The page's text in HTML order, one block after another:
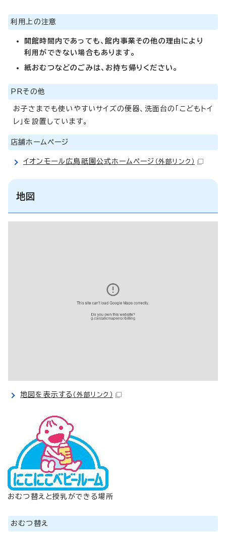
利用上の注意
開館時間内であっても、館内事業その他の理由により
利用ができない場合もあります。
紙おむつなどのごみは、お持ち帰りください。
PRその他
お子さまでも使いやすいサイズの便器、洗面台の「こどもトイ
レ」を設置しています。
店舗ホームページ
イオンモール広島祇園公式ホームページ （外部リンク）
地図
地図を表示する （外部リンク）
おむつ替えと授乳ができる場所
おむつ替え